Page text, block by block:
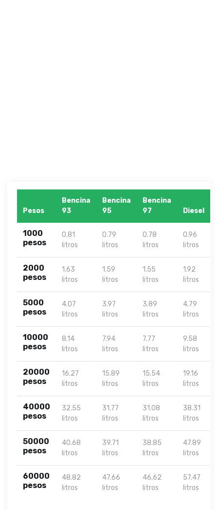
Pesos
Bencina
93
Bencina
95
Bencina
97
Diesel
1000
pesos
0.81
litros
0.79
litros
0.78
litros
0.96
litros
2000
pesos
1.63
litros
1.59
litros
1.55
litros
1.92
litros
5000
pesos
4.07
litros
3.97
litros
3.89
litros
4.79
litros
10000
pesos
8.14
litros
7.94
litros
7.77
litros
9.58
litros
20000
pesos
16.27
litros
15.89
litros
15.54
litros
19.16
litros
40000
pesos
32.55
litros
31.77
litros
31.08
litros
38.31
litros
50000
pesos
40.68
litros
39.71
litros
38.85
litros
47.89
litros
60000
pesos
48.82
litros
47.66
litros
46.62
litros
57.47
litros